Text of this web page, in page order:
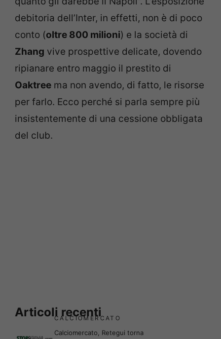
debitoria dell’Inter, in effetti, non è di poco
conto (oltre 800 milioni) e la società di
Zhang vive prospettive delicate, dovendo
ripianare entro maggio il prestito di
Oaktree ma non avendo, di fatto, le risorse
per farlo. Ecco perché si parla sempre più
insistentemente di una cessione obbligata
del club.
Articoli recenti
CALCIOMERCATO
Calciomercato, Retegui torna